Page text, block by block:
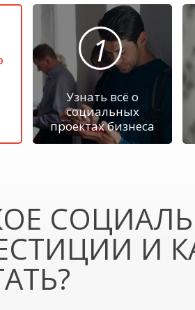
1
Узнать всё о
социальных
проектах бизнеса
И